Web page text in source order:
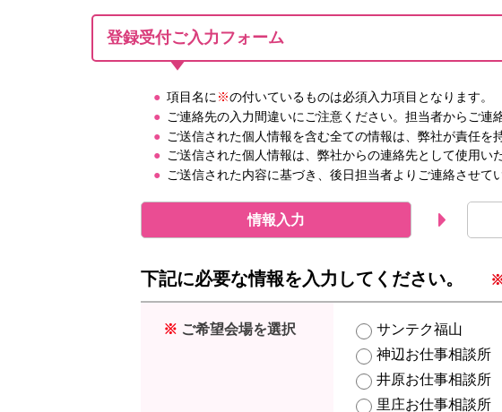
登録受付ご入力フォーム
項目名に ※の付いているものは必須入力項目となります。
ご連絡先の入力間違いにご注意ください。担当者からご連
ご送信された個人情報を含む全ての情報は、弊社が責任を
ご送信された個人情報は、弊社からの連絡先として使用い
ご送信された内容に基づき、後日担当者よりご連絡させて
情報 入力
下記に必要な情報を入力してください。
※ ご希望会場を選択 サンテク福山
神辺お仕事相談所
井原お仕事相談所
里庄お仕事相談所